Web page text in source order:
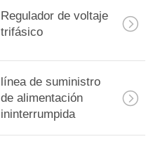
Regulador de voltaje
trifásico
línea de suministro
de alimentación
ininterrumpida